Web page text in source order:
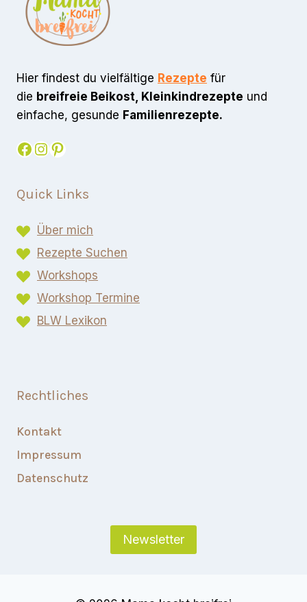
Hier findest du vielfältige Rezepte für
die breifreie Beikost, Kleinkindrezepte und
einfache, gesunde Familienrezepte.
Facebook
Instagram
Pinterest
Quick Links
Über mich
Rezepte Suchen
Workshops
Workshop Termine
BLW Lexikon​
Rechtliches
Kontakt
Impressum
Datenschutz
Newsletter